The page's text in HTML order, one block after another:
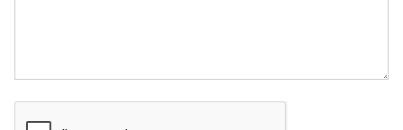
Александр 16 июля 2020 в 22:17: